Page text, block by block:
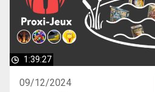
1:39:27
09/12/2024